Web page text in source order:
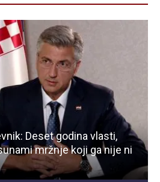
Deset godina vlasti,
mržnje koji ga nije ni